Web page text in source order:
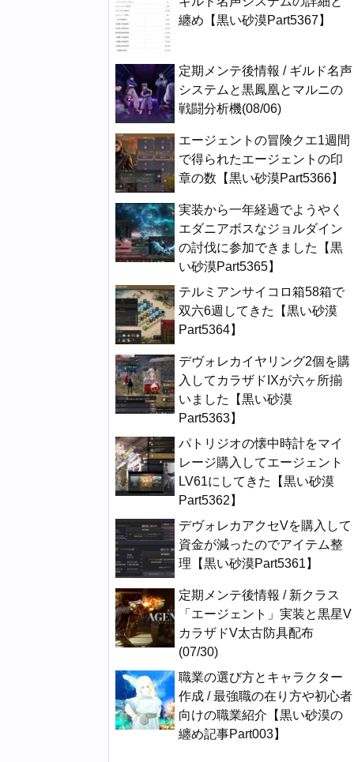
纏め【黒い砂漠Part5367】
定期メンテ後情報 / ギルド名声
システムと黒鳳凰とマルニの
戦闘分析機(08/06)
エージェントの冒険クエ1週間
で得られたエージェントの印
章の数【黒い砂漠Part5366】
実装から一年経過でようやく
エダニアボスなジョルダイン
の討伐に参加できました【黒
い砂漠Part5365】
テルミアンサイコロ箱58箱で
双六6週してきた【黒い砂漠
Part5364】
デヴォレカイヤリング2個を購
入してカラザドIXが六ヶ所揃
いました【黒い砂漠
Part5363】
パトリジオの懐中時計をマイ
レージ購入してエージェント
LV61にしてきた【黒い砂漠
Part5362】
デヴォレカアクセVを購入して
資金が減ったのでアイテム整
理【黒い砂漠Part5361】
定期メンテ後情報 / 新クラス
「エージェント」実装と黒星V
カラザドV太古防具配布
(07/30)
職業の選び方とキャラクター
作成 / 最強職の在り方や初心者
向けの職業紹介【黒い砂漠の
纏め記事Part003】